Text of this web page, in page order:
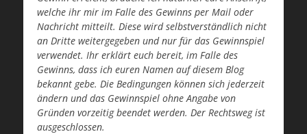
welche ihr mir im Falle des Gewinns per Mail oder
Nachricht mitteilt. Diese wird selbstverständlich nicht
an Dritte weitergegeben und nur für das Gewinnspiel
verwendet. Ihr erklärt euch bereit, im Falle des
Gewinns, dass ich euren Namen auf diesem Blog
bekannt gebe. Die Bedingungen können sich jederzeit
ändern und das Gewinnspiel ohne Angabe von
Gründen vorzeitig beendet werden. Der Rechtsweg ist
ausgeschlossen.